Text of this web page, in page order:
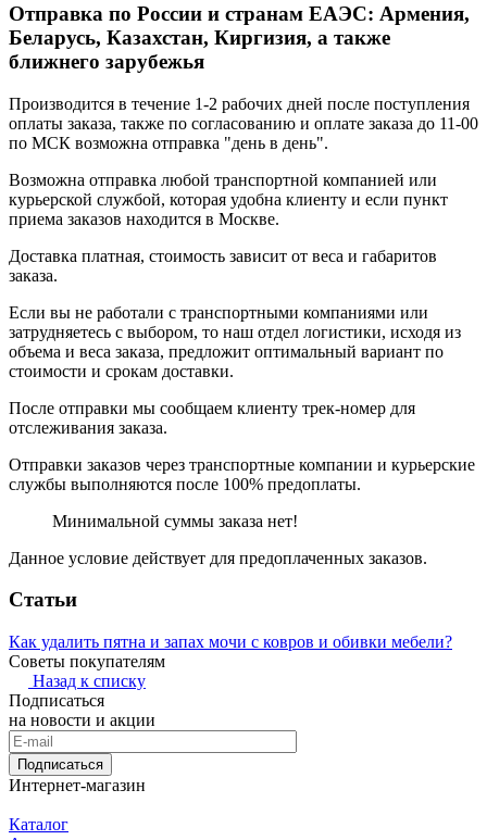
Отправка по России и странам ЕАЭС: Армения,
Беларусь, Казахстан, Киргизия, а также
ближнего зарубежья
Производится в течение 1-2 рабочих дней после поступления
оплаты заказа, также по согласованию и оплате заказа до 11-00
по МСК возможна отправка "день в день".
Возможна отправка любой транспортной компанией или
курьерской службой, которая удобна клиенту и если пункт
приема заказов находится в Москве.
Доставка платная, стоимость зависит от веса и габаритов
заказа.
Если вы не работали с транспортными компаниями или
затрудняетесь с выбором, то наш отдел логистики, исходя из
объема и веса заказа, предложит оптимальный вариант по
стоимости и срокам доставки.
После отправки мы сообщаем клиенту трек-номер для
отслеживания заказа.
Отправки заказов через транспортные компании и курьерские
службы выполняются после 100% предоплаты.
Минимальной суммы заказа нет!
Данное условие действует для предоплаченных заказов.
Статьи
Как удалить пятна и запах мочи с ковров и обивки мебели?
Советы покупателям
Назад к списку
Подписаться
на новости и акции
Подписаться
Интернет-магазин
Каталог